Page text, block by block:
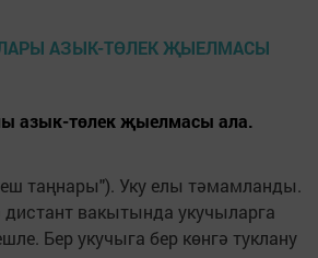
азык-төлек җыелмасы ала.
таңнары"). Уку елы тәмамланды.
вакытында укучыларга
Бер укучыга бер көнгә туклану